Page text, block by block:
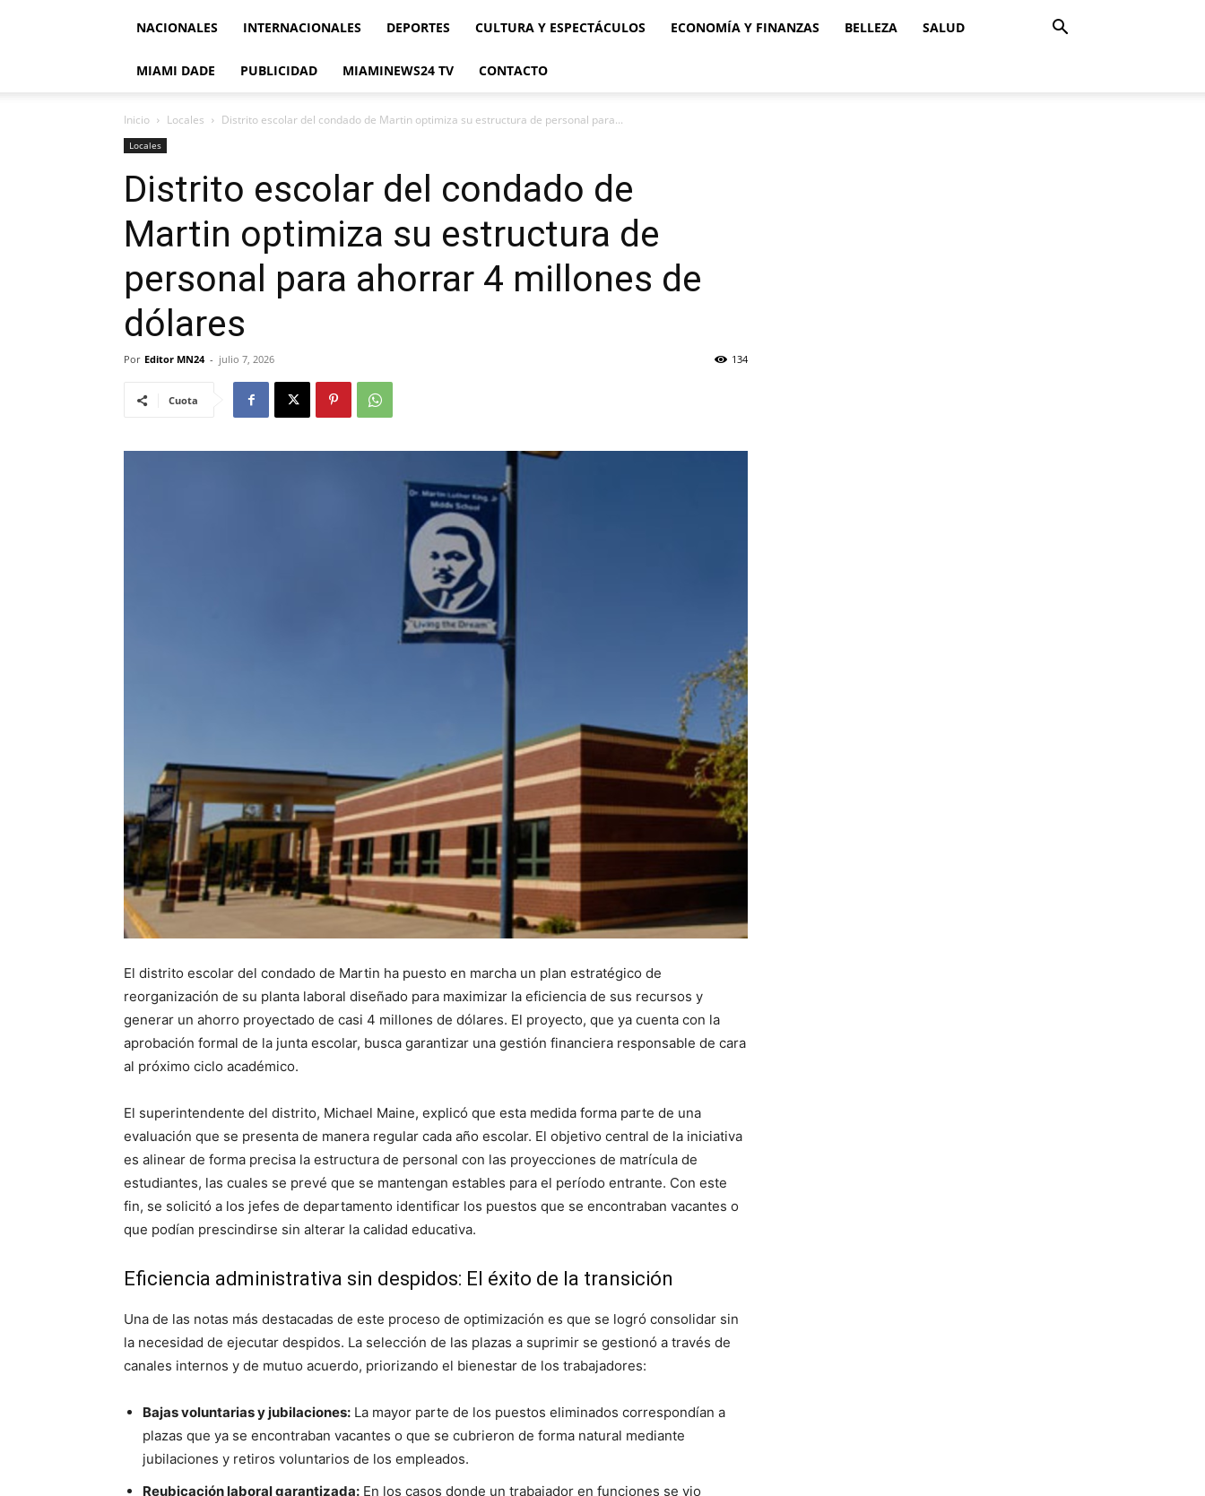
NACIONALES INTERNACIONALES DEPORTES CULTURA Y ESPECTÁCULOS ECONOMÍA Y FINANZAS BELLEZA SALUD
MIAMI DADE PUBLICIDAD MIAMINEWS24 TV CONTACTO
Inicio Locales Distrito escolar del condado de Martin optimiza su estructura de personal para...
Locales
Distrito escolar del condado de
Martin optimiza su estructura de
personal para ahorrar 4 millones de
dólares
Por Editor MN24 - julio 7, 2026 134
Cuota
El distrito escolar del condado de Martin ha puesto en marcha un plan estratégico de
reorganización de su planta laboral diseñado para maximizar la eficiencia de sus recursos y
generar un ahorro proyectado de casi 4 millones de dólares. El proyecto, que ya cuenta con la
aprobación formal de la junta escolar, busca garantizar una gestión financiera responsable de cara
al próximo ciclo académico.
El superintendente del distrito, Michael Maine, explicó que esta medida forma parte de una
evaluación que se presenta de manera regular cada año escolar. El objetivo central de la iniciativa
es alinear de forma precisa la estructura de personal con las proyecciones de matrícula de
estudiantes, las cuales se prevé que se mantengan estables para el período entrante. Con este
fin, se solicitó a los jefes de departamento identificar los puestos que se encontraban vacantes o
que podían prescindirse sin alterar la calidad educativa.
Eficiencia administrativa sin despidos: El éxito de la transición
Una de las notas más destacadas de este proceso de optimización es que se logró consolidar sin
la necesidad de ejecutar despidos. La selección de las plazas a suprimir se gestionó a través de
canales internos y de mutuo acuerdo, priorizando el bienestar de los trabajadores:
Bajas voluntarias y jubilaciones: La mayor parte de los puestos eliminados correspondían a
plazas que ya se encontraban vacantes o que se cubrieron de forma natural mediante
jubilaciones y retiros voluntarios de los empleados.
Reubicación laboral garantizada: En los casos donde un trabajador en funciones se vio